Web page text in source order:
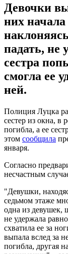
Девочки
них
падать, не
сестра
смогла ее
ней.
Полиция Луцка
сестер из окна, в
погибла, а ее
этом сообщила
января.
Согласно
несчастным
"Девушки,
седьмом этаже
одна из девушек,
не удержала
схватила ее за
выпала вслед за
погибла, другая